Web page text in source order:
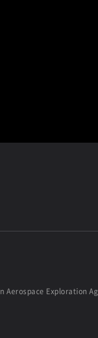
Aerospace Exploration